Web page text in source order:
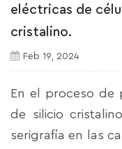
eléctricas de
cristalino.
Feb 19, 2024
En el proceso de
de silicio
serigrafía en las